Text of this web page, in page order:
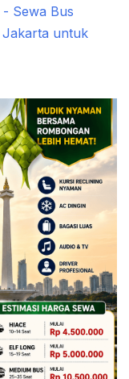
Sewa Bus
Jakarta untuk